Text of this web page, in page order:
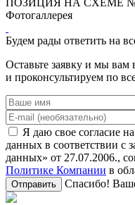
ПОЗИЦИЯ НА СХЕМЕ
Фотогаллерея
Будем рады ответить на
Оставьте заявку и мы вам
и проконсультируем по
Я даю свое согласие
данных в соответствии
данных» от 27.07.2006.,
Политике Компании в
Отправить Спасибо!